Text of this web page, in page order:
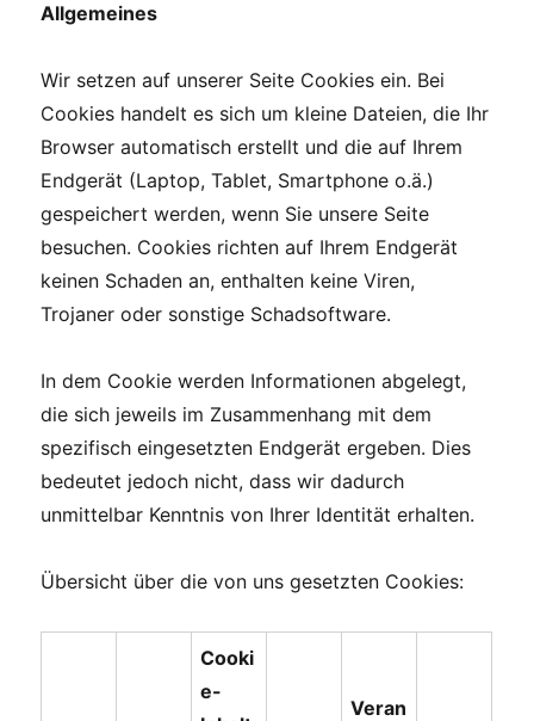
Allgemeines
Wir setzen auf unserer Seite Cookies ein. Bei
Cookies handelt es sich um kleine Dateien, die Ihr
Browser automatisch erstellt und die auf Ihrem
Endgerät (Laptop, Tablet, Smartphone o.ä.)
gespeichert werden, wenn Sie unsere Seite
besuchen. Cookies richten auf Ihrem Endgerät
keinen Schaden an, enthalten keine Viren,
Trojaner oder sonstige Schadsoftware.
In dem Cookie werden Informationen abgelegt,
die sich jeweils im Zusammenhang mit dem
spezifisch eingesetzten Endgerät ergeben. Dies
bedeutet jedoch nicht, dass wir dadurch
unmittelbar Kenntnis von Ihrer Identität erhalten.
Übersicht über die von uns gesetzten Cookies:
Cooki
e-
Veran